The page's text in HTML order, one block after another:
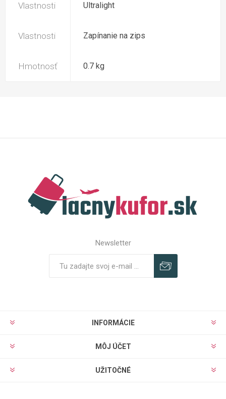
Vlastnosti Ultralight
Vlastnosti Zapínanie na zips
Hmotnosť 0.7 kg
Newsletter
INFORMÁCIE
MÔJ ÚČET
UŽITOČNÉ